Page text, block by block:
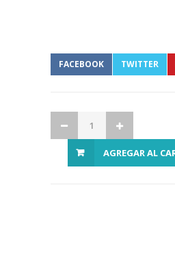
FACEBOOK TWITTER
AGREGAR AL